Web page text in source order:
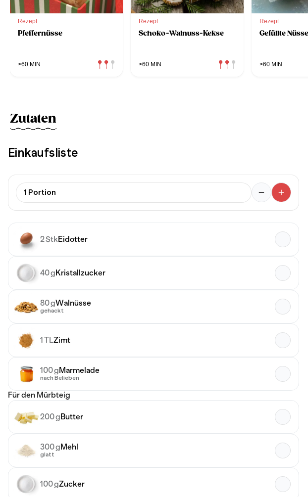
Rezept
Pfeffernüsse
>60 MIN
Rezept
Schoko-Walnuss-Kekse
>60 MIN
Rezept
Gefüllte Nüsse
>60 MIN
Zutaten